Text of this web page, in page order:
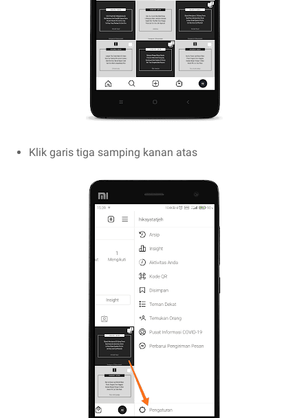
Klik garis tiga samping kanan atas